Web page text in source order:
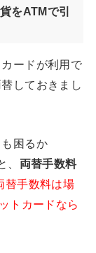
をATMで引
ードが利用で
しておきまし
困るか
両替手数料
替手数料は場
トカードなら